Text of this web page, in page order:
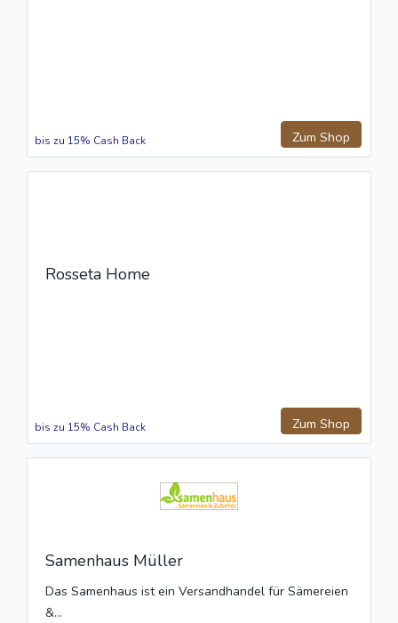
Zum Shop
bis zu 15% Cash Back
Rosseta Home
Zum Shop
bis zu 15% Cash Back
Samenhaus Müller
Das Samenhaus ist ein Versandhandel für Sämereien
&...